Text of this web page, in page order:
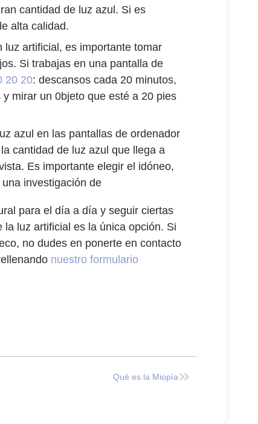
cantidad de luz azul. Si es
alta calidad.
luz artificial, es importante tomar
Si trabajas en una pantalla de
20 20: descansos cada 20 minutos,
mirar un 0bjeto que esté a 20 pies
azul en las pantallas de ordenador
cantidad de luz azul que llega a
Es importante elegir el idóneo,
investigación de
para el día a día y seguir ciertas
luz artificial es la única opción. Si
no dudes en ponerte en contacto
nuestro formulario
Qué es la Miopía